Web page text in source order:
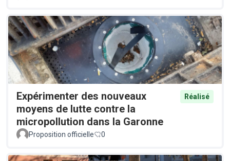
Expérimenter des nouveaux
moyens de lutte contre la
micropollution dans la Garonne
Réalisé
Proposition officielle 0